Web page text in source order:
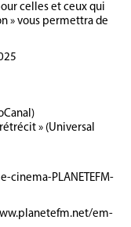
celles et ceux qui
» vous permettra de
» (Universal
PLANETEFM-
em-